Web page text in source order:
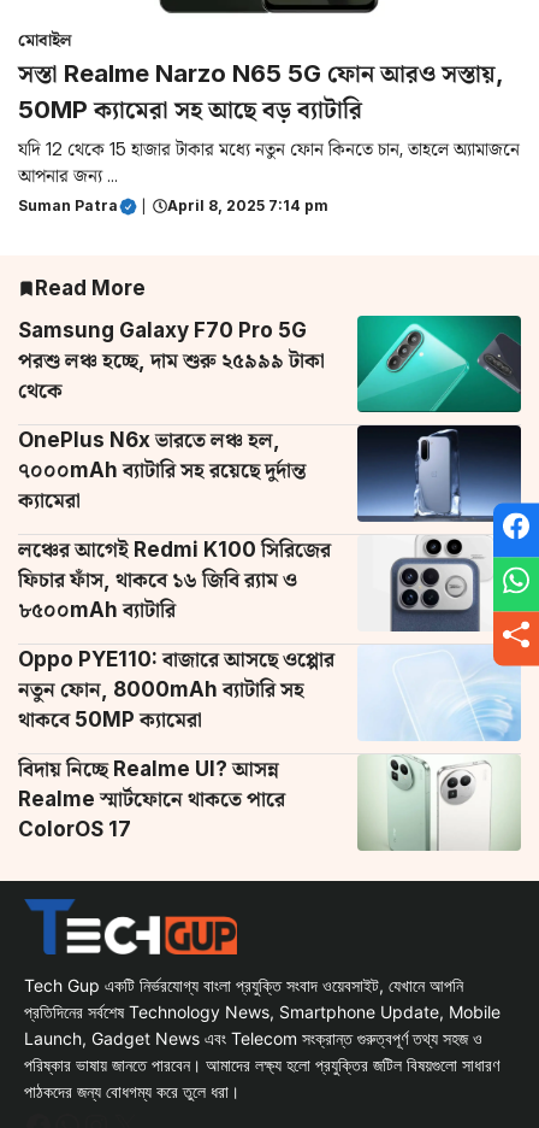
মোবাইল
সস্তা Realme Narzo N65 5G ফোন আরও সস্তায়,
50MP ক্যামেরা সহ আছে বড় ব্যাটারি
যদি 12 থেকে 15 হাজার টাকার মধ্যে নতুন ফোন কিনতে চান, তাহলে অ্যামাজনে
আপনার জন্য ...
Suman Patra April 8, 2025 7:14 pm
Read More
Samsung Galaxy F70 Pro 5G
পরশু লঞ্চ হচ্ছে, দাম শুরু ২৫৯৯৯ টাকা
থেকে
OnePlus N6x ভারতে লঞ্চ হল,
৭০০০mAh ব্যাটারি সহ রয়েছে দুর্দান্ত
ক্যামেরা
লঞ্চের আগেই Redmi K100 সিরিজের
ফিচার ফাঁস, থাকবে ১৬ জিবি র‌্যাম ও
৮৫০০mAh ব্যাটারি
Oppo PYE110: বাজারে আসছে ওপ্পোর
নতুন ফোন, 8000mAh ব্যাটারি সহ
থাকবে 50MP ক্যামেরা
বিদায় নিচ্ছে Realme UI? আসন্ন
Realme স্মার্টফোনে থাকতে পারে
ColorOS 17
Tech Gup একটি নির্ভরযোগ্য বাংলা প্রযুক্তি সংবাদ ওয়েবসাইট, যেখানে আপনি
প্রতিদিনের সর্বশেষ Technology News, Smartphone Update, Mobile
Launch, Gadget News এবং Telecom সংক্রান্ত গুরুত্বপূর্ণ তথ্য সহজ ও
পরিষ্কার ভাষায় জানতে পারবেন। আমাদের লক্ষ্য হলো প্রযুক্তির জটিল বিষয়গুলো সাধারণ
পাঠকদের জন্য বোধগম্য করে তুলে ধরা।